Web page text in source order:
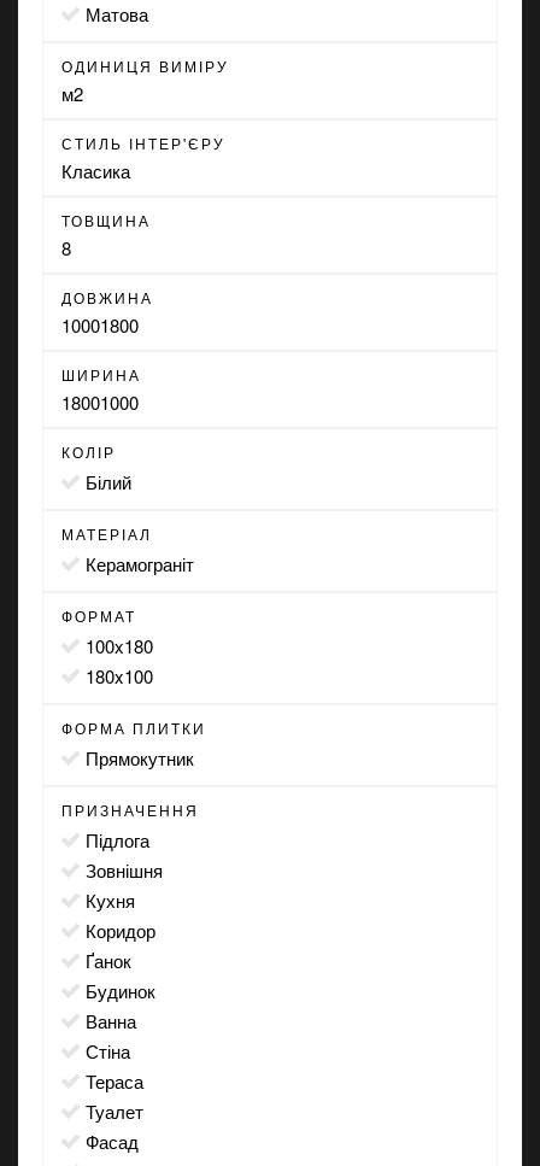
матова
ОДИНИЦЯ ВИМІРУ
м2
СТИЛЬ ІНТЕР'ЄРУ
Класика
ТОВЩИНА
8
ДОВЖИНА
10001800
ШИРИНА
18001000
КОЛІР
білий
МАТЕРІАЛ
Керамограніт
ФОРМАТ
100x180
180x100
ФОРМА ПЛИТКИ
прямокутник
ПРИЗНАЧЕННЯ
підлога
зовнішня
кухня
коридор
ґанок
будинок
ванна
стіна
тераса
туалет
фасад